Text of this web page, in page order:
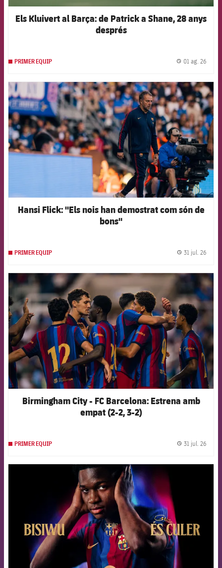
Els Kluivert al Barça: de Patrick a Shane, 28 anys
després
PRIMER EQUIP 01 ag. 26
FCB Barcelona badge
Hansi Flick: "Els nois han demostrat com són de
bons"
PRIMER EQUIP 31 jul. 26
FCB Barcelona badge
Birmingham City - FC Barcelona: Estrena amb
empat (2-2, 3-2)
PRIMER EQUIP 31 jul. 26
FCB Barcelona badge